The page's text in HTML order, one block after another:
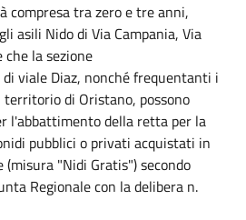
compresa tra zero e tre anni,
asili Nido di Via Campania, Via
la sezione
viale Diaz, nonché frequentanti i
di Oristano, possono
l'abbattimento della retta per la
pubblici o privati acquistati in
(misura "Nidi Gratis") secondo
Regionale con la delibera n.